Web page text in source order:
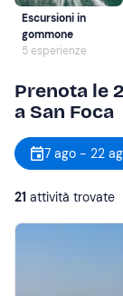
Escursioni in
gommone
5 esperienze
Prenota le
a San Foca
7 ago - 22
21 attività trovate